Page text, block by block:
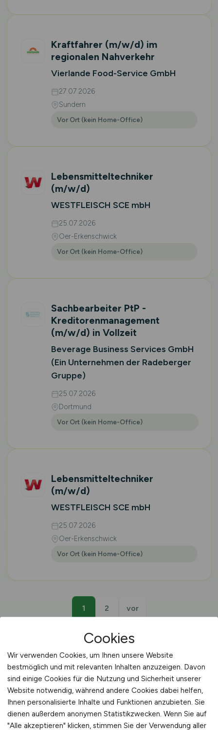
Kraftfahrer (m/w/d) im
regionalen Nahverkehr
Vierlande Food-Service GmbH
27.07.2026
Sundern
Vor Ort (kein Home-Office)
Lebensmitteltechniker
(m/w/d)
WESTFLEISCH SCE mbH
25.07.2026
Oer-Erkenschwick
Vor Ort (kein Home-Office)
Sachbearbeiter PtP -
Kreditorenmanagement
(m/w/d) in Vollzeit
Beverage Business Services GmbH
(Ein Unternehmen der Radeberger
Gruppe)
25.07.2026
Dortmund
Vor Ort (kein Home-Office)
Lebensmitteltechniker
(m/w/d)
WESTFLEISCH SCE mbH
25.07.2026
Oer-Erkenschwick
Vor Ort (kein Home-Office)
1 2 vor
🐝 BIENENWIRT · ISERLOHN
Bienenwirt bzw.
Bienenwirtin – Jobs in
Cookies
Wir verwenden Cookies, um Ihnen unsere Website
bestmöglich und mit relevanten Inhalten anzuzeigen. Davon
sind einige Cookies für die Nutzung und Sicherheit unserer
Website notwendig, während andere Cookies dabei helfen,
Ihnen personalisierte Inhalte und Funktionen anzubieten. Sie
dienen außerdem anonymen Statistikzwecken. Wenn Sie auf
"Alle akzeptieren" klicken, stimmen Sie der Verwendung aller